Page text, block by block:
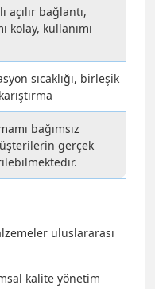
açılır bağlantı,
kolay, kullanımı
sıcaklığı, birleşik
bağımsız
gerçek
uluslararası
kalite yönetim